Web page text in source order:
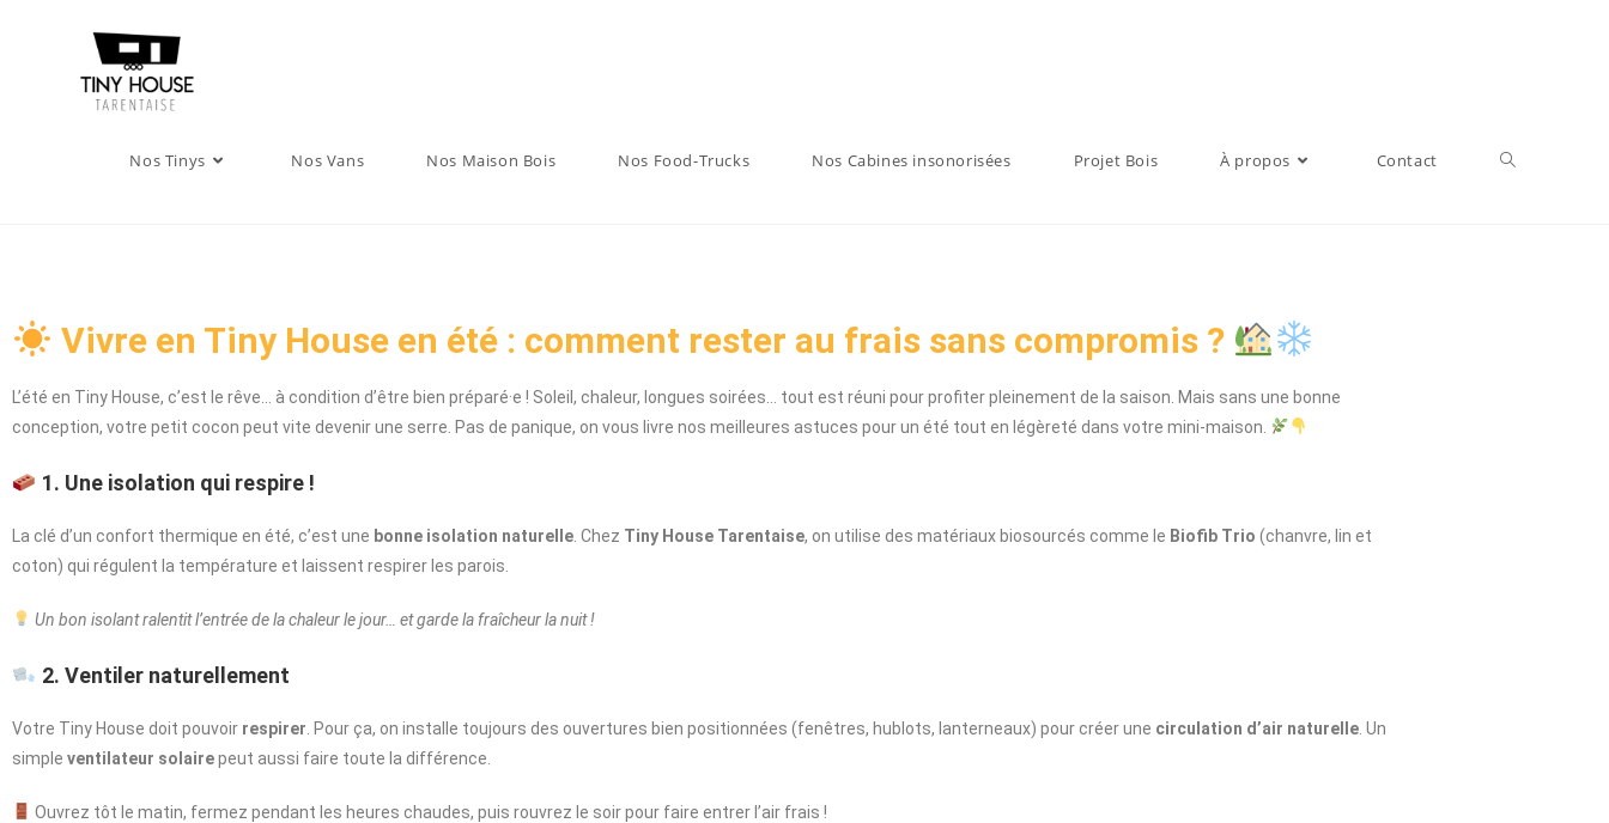
Nos Tinys Nos Vans Nos Maison Bois Nos Food-Trucks Nos Cabines insonorisées Projet Bois À propos Contact
Vivre en Tiny House en été : comment rester au frais sans compromis ?
L’été en Tiny House, c’est le rêve… à condition d’être bien préparé·e ! Soleil, chaleur, longues soirées… tout est réuni pour profiter pleinement de la saison. Mais sans une bonne
conception, votre petit cocon peut vite devenir une serre. Pas de panique, on vous livre nos meilleures astuces pour un été tout en légèreté dans votre mini-maison.
1. Une isolation qui respire !
La clé d’un confort thermique en été, c’est une bonne isolation naturelle . Chez Tiny House Tarentaise, on utilise des matériaux biosourcés comme le Biofib Trio (chanvre, lin et
coton) qui régulent la température et laissent respirer les parois.
Un bon isolant ralentit l’entrée de la chaleur le jour… et garde la fraîcheur la nuit !
2. Ventiler naturellement
Votre Tiny House doit pouvoir respirer . Pour ça, on installe toujours des ouvertures bien positionnées (fenêtres, hublots, lanterneaux) pour créer une circulation d’air naturelle . Un
simple ventilateur solairepeut aussi faire toute la différence.
Ouvrez tôt le matin, fermez pendant les heures chaudes, puis rouvrez le soir pour faire entrer l’air frais !